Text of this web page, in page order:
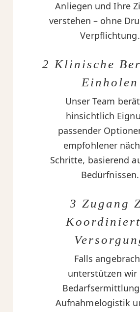
Anliegen und Ihre
verstehen – ohne
Verpflichtung.
2 Klinische
Einholen
Unser Team
hinsichtlich
passender
empfohlener
Schritte, basierend
Bedürfnissen.
3 Zugang
Falls
unterstützen wir
Aufnahmelogistik